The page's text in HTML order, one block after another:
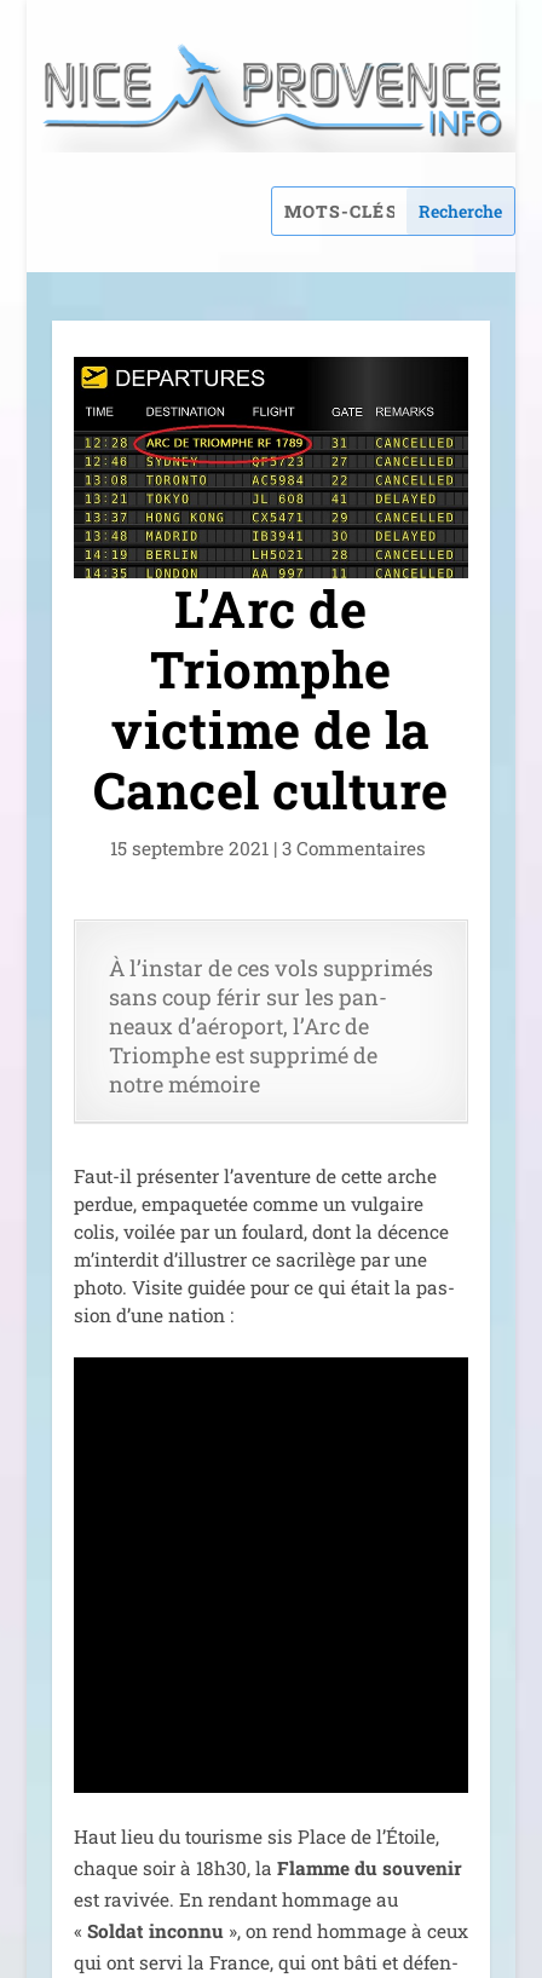
L’Arc de
Triomphe
victime de la
Cancel culture
15 sep­tembre 2021 |3 Commentaires
À l’ins­tar de ces vols sup­pri­més
sans coup férir sur les pan­
neaux d’aé­ro­port, l’Arc de
Triomphe est sup­pri­mé de
notre mémoire
Faut-il pré­sen­ter l’a­ven­ture de cette arche
per­due, empa­que­tée comme un vul­gaire
colis, voi­lée par un fou­lard, dont la décence
m’in­ter­dit d’illus­trer ce sacri­lège par une
pho­to. Visite gui­dée pour ce qui était la pas­
sion d’une nation :
Haut lieu du tou­risme sis Place de l’Étoile,
chaque soir à 18h30, la Flamme du sou­ve­nir
est ravi­vée. En ren­dant hom­mage au
« Soldat incon­nu », on rend hom­mage à ceux
qui ont ser­vi la France, qui ont bâti et défen­